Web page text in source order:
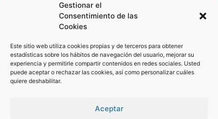
Gestionar el
Consentimiento de las
Cookies
Este sitio web utiliza cookies propias y de terceros para obtener
estadísticas sobre los hábitos de navegación del usuario, mejorar su
experiencia y permitirle compartir contenidos en redes sociales. Usted
puede aceptar o rechazar las cookies, así como personalizar cuáles
quiere deshabilitar.
Aceptar